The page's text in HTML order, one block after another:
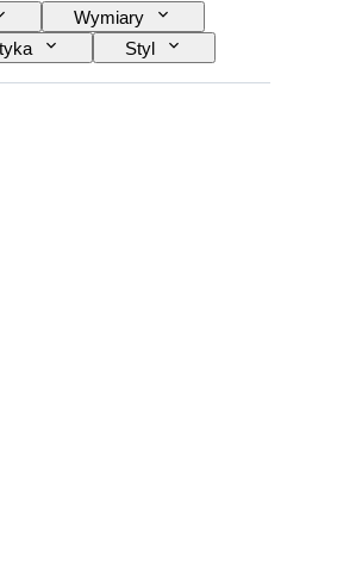
Wymiary
Styl
Artysta